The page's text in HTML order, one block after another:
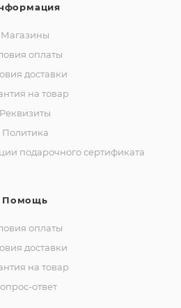
Магазины
оплаты
доставки
на товар
Реквизиты
Политика
подарочного сертификата
Помощь
оплаты
доставки
на товар
ответ